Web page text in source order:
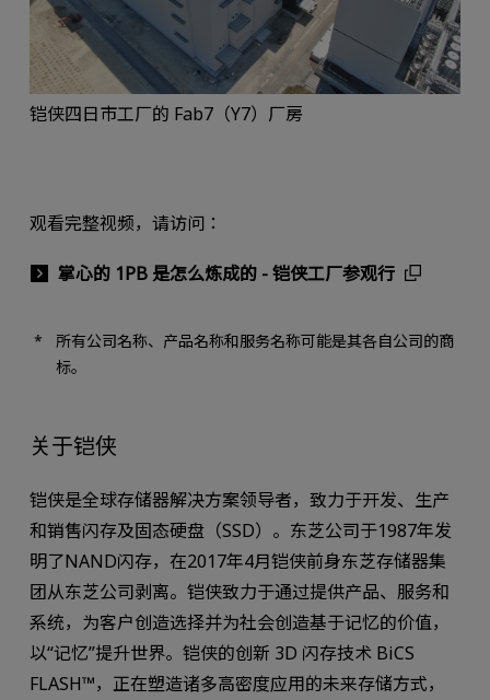
铠侠四日市工厂的 Fab7（Y7）厂房
观看完整视频，请访问：
掌心的 1PB 是怎么炼成的 - 铠侠工厂参观行
所有公司名称、产品名称和服务名称可能是其各自公司的商
标。
关于铠侠
铠侠是全球存储器解决方案领导者，致力于开发、生产
和销售闪存及固态硬盘（SSD）。东芝公司于1987年发
明了NAND闪存，在2017年4月铠侠前身东芝存储器集
团从东芝公司剥离。铠侠致力于通过提供产品、服务和
系统，为客户创造选择并为社会创造基于记忆的价值，
以“记忆”提升世界。铠侠的创新 3D 闪存技术 BiCS
FLASH™，正在塑造诸多高密度应用的未来存储方式，